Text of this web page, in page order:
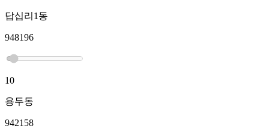
답십리1동
948196
10
용두동
942158